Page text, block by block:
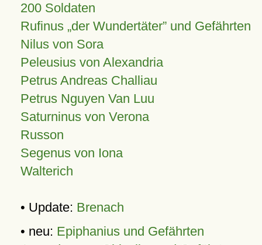
200 Soldaten
Rufinus „der Wundertäter” und Gefährten
Nilus von Sora
Peleusius von Alexandria
Petrus Andreas Challiau
Petrus Nguyen Van Luu
Saturninus von Verona
Russon
Segenus von Iona
Walterich
• Update: Brenach
• neu: Epiphanius und Gefährten